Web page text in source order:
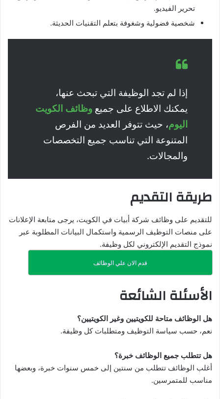
تحرير الفيديو.
شخصية فضولية وشغوفة بتعلم التقنيات الحديثة.
إذا لم تجد الوظيفة التي تبحث عنها،
يمكنك الاطلاع على جميع وظائف الكويت
اليوم، حيث تتوفر العديد من الفرص
المتنوعة التي تناسب جميع التخصصات
والمجالات.
طريقة التقديم
للتقديم على وظائف شركة أبيات في الكويت، يرجى متابعة الإعلانات
على منصات التوظيف الرسمية واستكمال البيانات المطلوبة عبر
نموذج التقديم الإلكتروني لكل وظيفة.
قدم الان علي الوظائف
الأسئلة الشائعة
هل الوظائف متاحة للكويتيين وغير الكويتيين؟
نعم، حسب سياسة التوظيف ومتطلبات كل وظيفة.
هل تتطلب جميع الوظائف خبرة؟
أغلب الوظائف تتطلب من سنتين إلى خمس سنوات خبرة، وبعضها
مناسب للمتمرسين.